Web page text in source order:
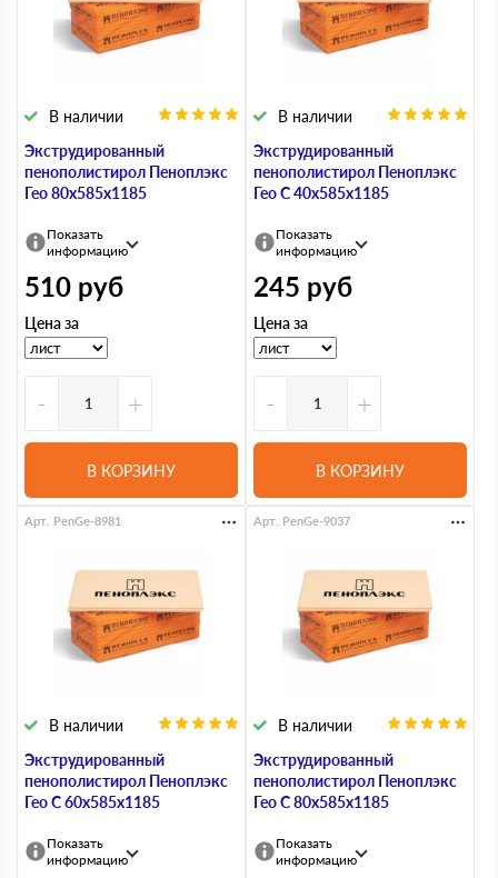
Экструдированный
пенополистирол Пеноплэкс
Гео 80х585х1185
В наличии
Показать
информацию
510 руб
Цена за
- +
В КОРЗИНУ
Экструдированный
пенополистирол Пеноплэкс
Гео С 40х585х1185
В наличии
Показать
информацию
245 руб
Цена за
- +
В КОРЗИНУ
Экструдированный
пенополистирол Пеноплэкс
Гео С 60х585х1185
В наличии
Арт. PenGe-8981
Показать
информацию
Экструдированный
пенополистирол Пеноплэкс
Гео С 80х585х1185
В наличии
Арт. PenGe-9037
Показать
информацию